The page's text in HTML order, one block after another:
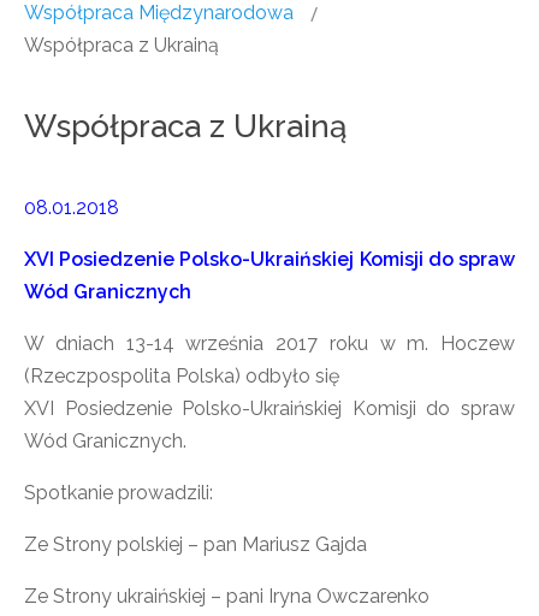
Współpraca Międzynarodowa
Współpraca z Ukrainą
Współpraca z Ukrainą
08.01.2018
XVI Posiedzenie Polsko-Ukraińskiej Komisji do spraw
Wód Granicznych
W dniach 13-14 września 2017 roku w m. Hoczew
(Rzeczpospolita Polska) odbyło się
XVI Posiedzenie Polsko-Ukraińskiej Komisji do spraw
Wód Granicznych.
Spotkanie prowadzili:
Ze Strony polskiej – pan Mariusz Gajda
Ze Strony ukraińskiej – pani Iryna Owczarenko